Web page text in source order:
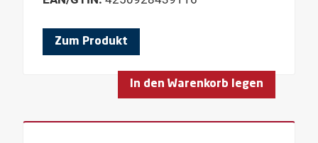
Zum Produkt
In den Warenkorb legen